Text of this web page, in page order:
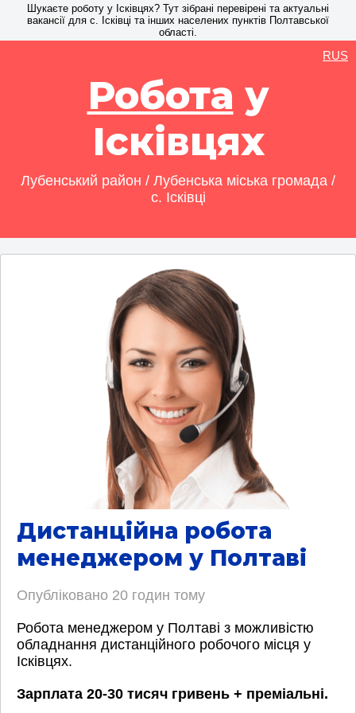
Шукаєте роботу у Ісківцях? Тут зібрані перевірені та актуальні
вакансії для с. Ісківці та інших населених пунктів Полтавської
області.
Робота у
Ісківцях
Лубенський район / Лубенська міська громада /
с. Ісківці
RUS
Дистанційна робота
менеджером у Полтаві
Опубліковано 20 годин тому
Робота менеджером у Полтаві з можливістю
обладнання дистанційного робочого місця у
Ісківцях.
Зарплата 20-30 тисяч гривень + преміальні.